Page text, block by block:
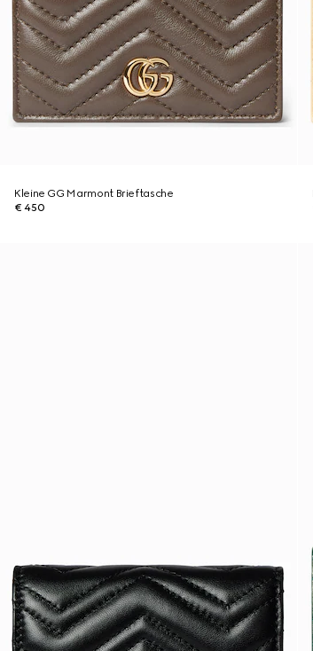
Kleine GG Marmont Brieftasche
€ 450